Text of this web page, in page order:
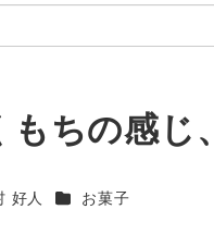
ちの感じ
好人 カテゴリー
お菓子